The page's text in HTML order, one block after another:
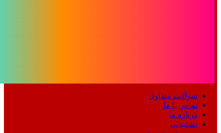
سوالات متداول
تماس با ما
درباره ما
پشتیبانی